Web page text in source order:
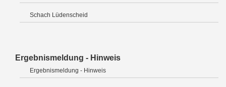
Schach Lüdenscheid
Ergebnismeldung - Hinweis
Ergebnismeldung - Hinweis